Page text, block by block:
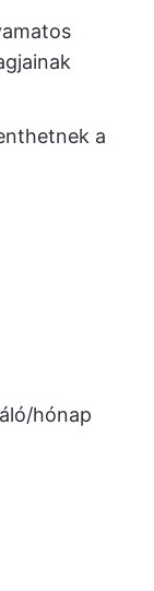
a
hónap